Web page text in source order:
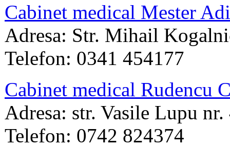
Cabinet medical Mester
Adresa: Str. Mihail
Telefon: 0341 454177
Cabinet medical Rudencu
Adresa: str. Vasile Lupu
Telefon: 0742 824374